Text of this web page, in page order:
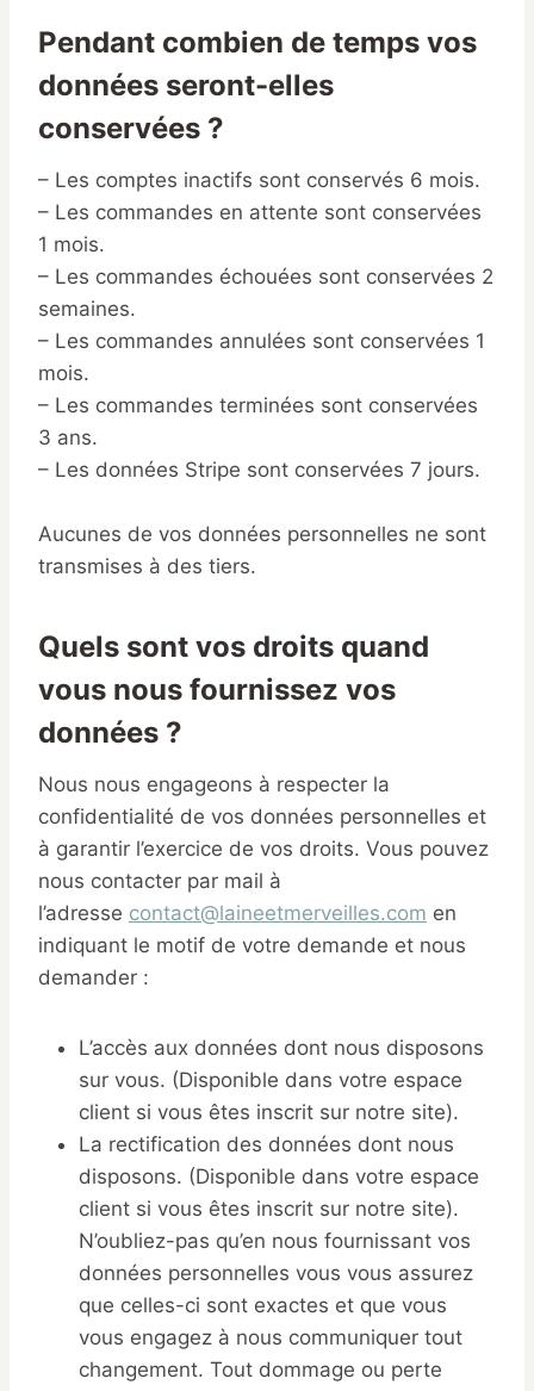
Pendant combien de temps vos
données seront-elles
conservées ?
– Les comptes inactifs sont conservés 6 mois.
– Les commandes en attente sont conservées
1 mois.
– Les commandes échouées sont conservées 2
semaines.
– Les commandes annulées sont conservées 1
mois.
– Les commandes terminées sont conservées
3 ans.
– Les données Stripe sont conservées 7 jours.
Aucunes de vos données personnelles ne sont
transmises à des tiers.
Quels sont vos droits quand
vous nous fournissez vos
données ?
Nous nous engageons à respecter la
confidentialité de vos données personnelles et
à garantir l’exercice de vos droits. Vous pouvez
nous contacter par mail à
l’adresse contact@laineetmerveilles.com en
indiquant le motif de votre demande et nous
demander :
L’accès aux données dont nous disposons
sur vous. (Disponible dans votre espace
client si vous êtes inscrit sur notre site).
La rectification des données dont nous
disposons. (Disponible dans votre espace
client si vous êtes inscrit sur notre site).
N’oubliez-pas qu’en nous fournissant vos
données personnelles vous vous assurez
que celles-ci sont exactes et que vous
vous engagez à nous communiquer tout
changement. Tout dommage ou perte